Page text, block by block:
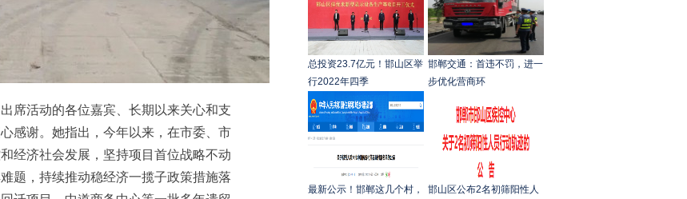
活动的各位嘉宾、长期以来关心和支
感谢。她指出，今年以来，在市委、市
经济社会发展，坚持项目首位战略不动
题，持续推动稳经济一揽子政策措施落
总投资23.7亿元！邯山区举
行2022年四季
邯郸交通：首违不罚，进一
步优化营商环
最新公示！邯郸这几个村，
邯山区公布2名初筛阳性人